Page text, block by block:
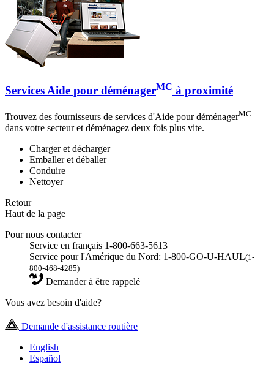
Services Aide pour déménagerMC à proximité
Trouvez des fournisseurs de services d'Aide pour déménagerMC
dans votre secteur et déménagez deux fois plus vite.
Charger et décharger
Emballer et déballer
Conduire
Nettoyer
Retour
Haut de la page
Pour nous contacter
Service en français 1-800-663-5613
Service pour l'Amérique du Nord: 1-800-GO-U-HAUL(1-
800-468-4285)
Demander à être rappelé
Vous avez besoin d'aide?
Demande d'assistance routière
English
Español